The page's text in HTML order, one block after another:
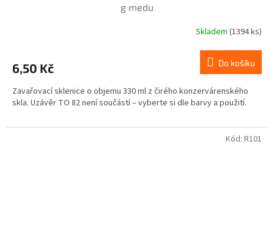
g medu
Skladem (1394 ks)
6,50 Kč Do košíku
Zavařovací sklenice o objemu 330 ml z čirého konzervárenského
skla. Uzávěr TO 82 není součástí – vyberte si dle barvy a použití.
Kód: R101